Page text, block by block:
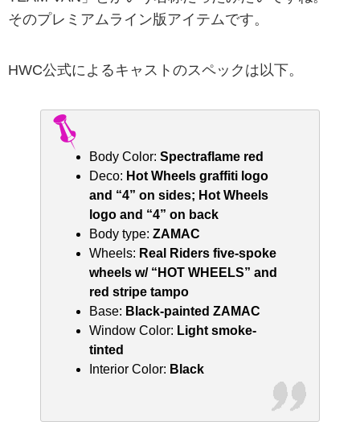
そのプレミアムライン版アイテムです。
HWC公式によるキャストのスペックは以下。
Body Color: Spectraflame red
Deco: Hot Wheels graffiti logo
and “4” on sides; Hot Wheels
logo and “4” on back
Body type: ZAMAC
Wheels: Real Riders five-spoke
wheels w/ “HOT WHEELS” and
red stripe tampo
Base: Black-painted ZAMAC
Window Color: Light smoke-
tinted
Interior Color: Black